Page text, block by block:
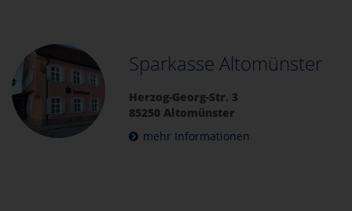
Sparkasse Altomünster
Herzog-Georg-Str. 3
85250 Altomünster
mehr Informationen